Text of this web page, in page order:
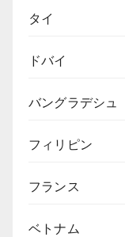
タイ
ドバイ
バングラデシュ
フィリピン
フランス
ベトナム